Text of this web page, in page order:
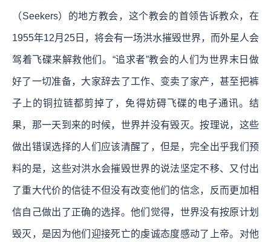
（Seekers）的地方教会，这个教会的首领告诉教众，在
1955年12月25日，将会有一场洪水摧毁世界，而外星人会
驾着飞碟来解救他们。“追求者”教会的人们为世界末日做
好了一切准备，大家辞去了工作、变卖了家产，甚至把裤
子上的铜拉链都剪掉了，免得妨碍飞碟的电子通讯。结
果，那一天到来的时候，世界并没有毁灭。按理说，这些
做出错误选择的人们应该清醒了，但是，完全出乎我们预
料的是，这些对洪水会摧毁世界的说法坚定不移、又付出
了重大代价的信徒不但没有改变他们的信念，反而更加相
信自己做出了正确的选择。他们觉得，世界没有按原计划
毁灭，是因为他们迎接死亡的虔诚态度感动了上帝。对他